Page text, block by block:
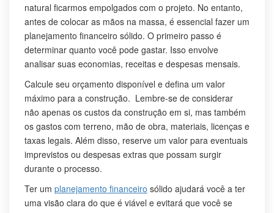
natural ficarmos empolgados com o projeto. No entanto,
antes de colocar as mãos na massa, é essencial fazer um
planejamento financeiro sólido. O primeiro passo é
determinar quanto você pode gastar. Isso envolve
analisar suas economias, receitas e despesas mensais.
Calcule seu orçamento disponível e defina um valor
máximo para a construção. Lembre-se de considerar
não apenas os custos da construção em si, mas também
os gastos com terreno, mão de obra, materiais, licenças e
taxas legais. Além disso, reserve um valor para eventuais
imprevistos ou despesas extras que possam surgir
durante o processo.
Ter um planejamento financeiro sólido ajudará você a ter
uma visão clara do que é viável e evitará que você se